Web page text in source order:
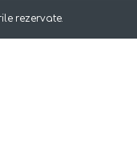
rezervate.